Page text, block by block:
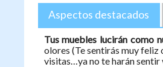
Aspectos destacados
Tus muebles lucirán como
olores (Te sentirás muy feliz
visitas…ya no te harán sentir